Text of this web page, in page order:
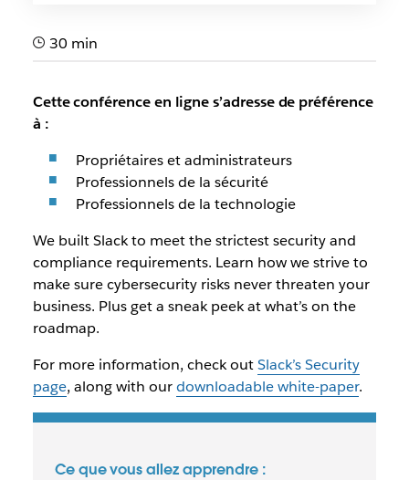
30 min
Cette conférence en ligne s’adresse de préférence
à :
Propriétaires et administrateurs
Professionnels de la sécurité
Professionnels de la technologie
We built Slack to meet the strictest security and
compliance requirements. Learn how we strive to
make sure cybersecurity risks never threaten your
business. Plus get a sneak peek at what’s on the
roadmap.
For more information, check outSlack’s Security
page, along with ourdownloadable white-paper.
Ce que vous allez apprendre :